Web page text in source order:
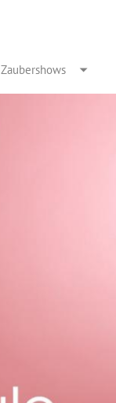
Zaubershows